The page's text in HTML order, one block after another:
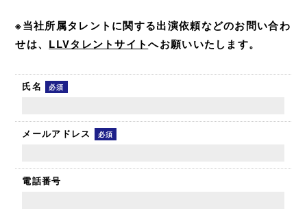
※当社所属タレントに関する出演依頼などのお問い合わ
せは、 LLVタレントサイトへお願いいたします。
氏名 必須
メールアドレス 必須
電話番号